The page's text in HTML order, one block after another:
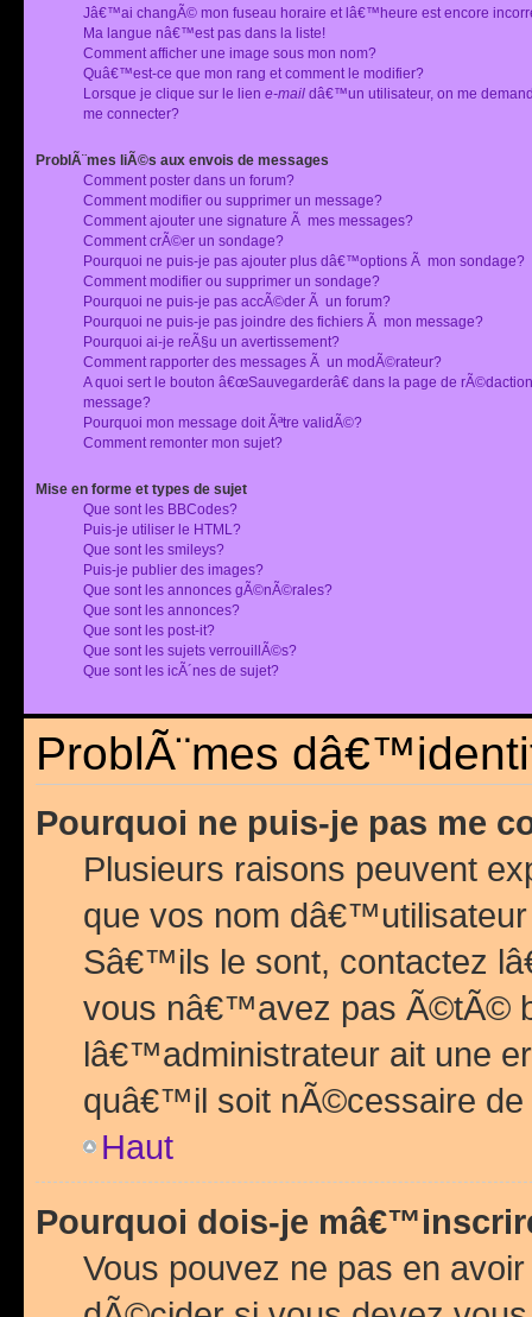
Jâ€™ai changÃ© mon fuseau horaire et lâ€™heure est encore
Ma langue nâ€™est pas dans la liste!
Comment afficher une image sous mon nom?
Quâ€™est-ce que mon rang et comment le modifier?
Lorsque je clique sur le lien e-mail dâ€™un utilisateur, on me
me connecter?
ProblÃ¨mes liÃ©s aux envois de messages
Comment poster dans un forum?
Comment modifier ou supprimer un message?
Comment ajouter une signature Ã mes messages?
Comment crÃ©er un sondage?
Pourquoi ne puis-je pas ajouter plus dâ€™options Ã mon sondage?
Comment modifier ou supprimer un sondage?
Pourquoi ne puis-je pas accÃ©der Ã un forum?
Pourquoi ne puis-je pas joindre des fichiers Ã mon message?
Pourquoi ai-je reÃ§u un avertissement?
Comment rapporter des messages Ã un modÃ©rateur?
A quoi sert le bouton â€œSauvegarderâ€ dans la page de
message?
Pourquoi mon message doit Ãªtre validÃ©?
Comment remonter mon sujet?
Mise en forme et types de sujet
Que sont les BBCodes?
Puis-je utiliser le HTML?
Que sont les smileys?
Puis-je publier des images?
Que sont les annonces gÃ©nÃ©rales?
Que sont les annonces?
Que sont les post-it?
Que sont les sujets verrouillÃ©s?
Que sont les icÃ´nes de sujet?
ProblÃ¨mes
Pourquoi ne puis-je pas me
Plusieurs raisons peuvent
que vos nom
Sâ€™ils le sont, contactez
vous nâ€™avez pas Ã©tÃ©
lâ€™administrateur ait une
quâ€™il soit nÃ©cessaire de
Haut
Pourquoi dois-je
Vous pouvez ne pas en